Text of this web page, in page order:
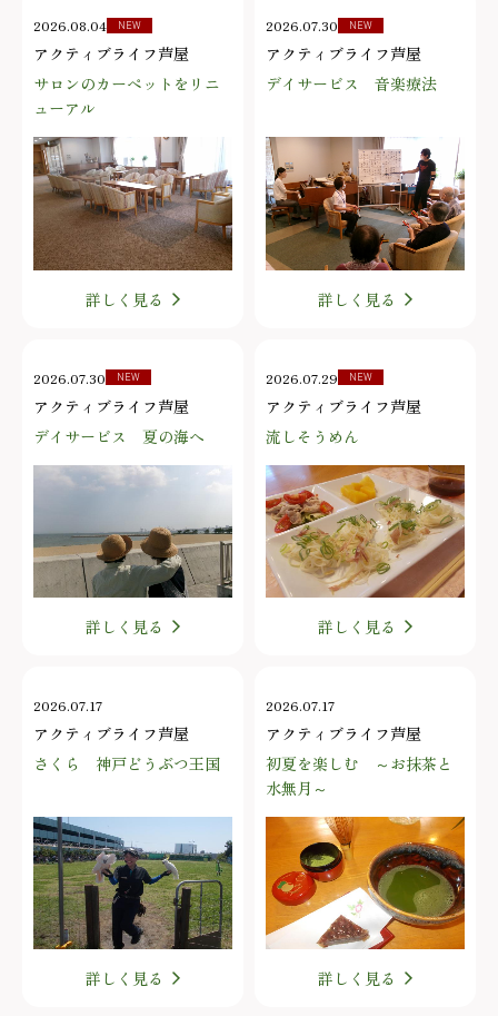
2026.08.04 NEW
アクティブライフ芦屋
サロンのカーペットをリニ
ューアル
詳しく見る
2026.07.30 NEW
アクティブライフ芦屋
デイサービス 音楽療法
詳しく見る
2026.07.30 NEW
アクティブライフ芦屋
デイサービス 夏の海へ
詳しく見る
2026.07.29 NEW
アクティブライフ芦屋
流しそうめん
詳しく見る
2026.07.17
アクティブライフ芦屋
さくら 神戸どうぶつ王国
詳しく見る
2026.07.17
アクティブライフ芦屋
初夏を楽しむ ～お抹茶と
水無月～
詳しく見る